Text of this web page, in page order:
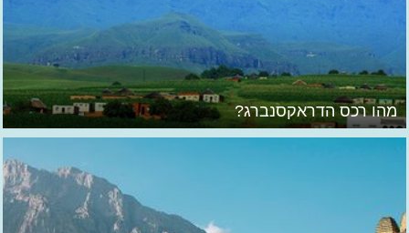
מהו רכס הדראקסנברג?